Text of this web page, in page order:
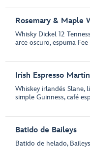
Rosemary & Maple
Whisky Dickel 12
arce oscuro, espuma
Irish Espresso
Whiskey irlandés Slane,
simple Guinness, café
Batido de Baileys
Batido de helado,